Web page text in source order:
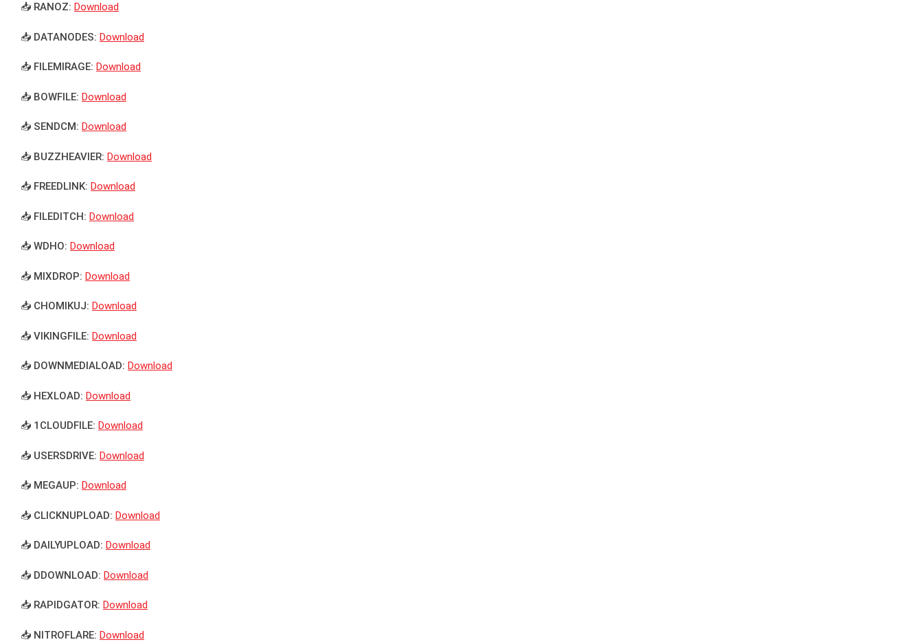
📥 RANOZ: Download
📥 DATANODES: Download
📥 FILEMIRAGE: Download
📥 BOWFILE: Download
📥 SENDCM: Download
📥 BUZZHEAVIER: Download
📥 FREEDLINK: Download
📥 FILEDITCH: Download
📥 WDHO: Download
📥 MIXDROP: Download
📥 CHOMIKUJ: Download
📥 VIKINGFILE: Download
📥 DOWNMEDIALOAD: Download
📥 HEXLOAD: Download
📥 1CLOUDFILE: Download
📥 USERSDRIVE: Download
📥 MEGAUP: Download
📥 CLICKNUPLOAD: Download
📥 DAILYUPLOAD: Download
📥 DDOWNLOAD: Download
📥 RAPIDGATOR: Download
📥 NITROFLARE: Download